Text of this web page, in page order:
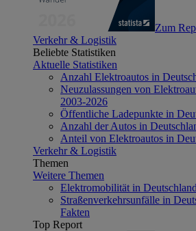
Zum
Verkehr & Logistik
Beliebte Statistiken
Aktuelle Statistiken
Anzahl Elektroautos in
Neuzulassungen von
2003-2026
Öffentliche Ladepunkte in
Anzahl der Autos in
Anteil von Elektroautos in
Verkehr & Logistik
Themen
Weitere Themen
Elektromobilität in
Straßenverkehrsunfälle in
Fakten
Top Report